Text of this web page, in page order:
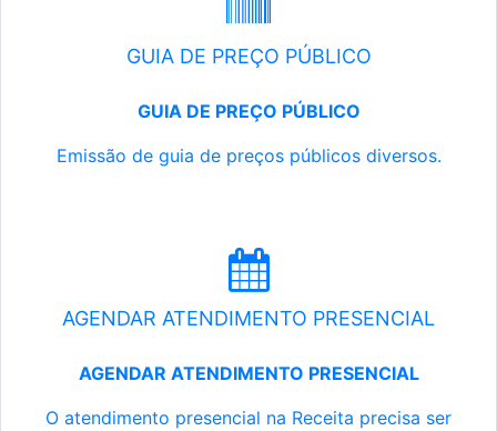
GUIA DE PREÇO PÚBLICO
GUIA DE PREÇO PÚBLICO
Emissão de guia de preços públicos diversos.
AGENDAR ATENDIMENTO PRESENCIAL
AGENDAR ATENDIMENTO PRESENCIAL
O atendimento presencial na Receita precisa ser